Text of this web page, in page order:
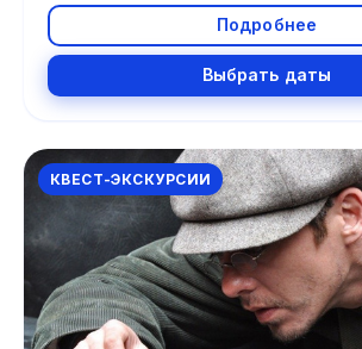
Подробнее
Выбрать даты
КВЕСТ-ЭКСКУРСИИ